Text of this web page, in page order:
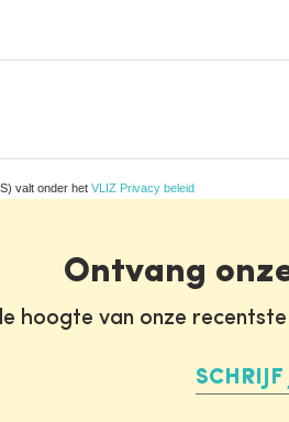
valt onder het VLIZ Privacy beleid
Ontvang
hoogte van onze
SCHRIJF